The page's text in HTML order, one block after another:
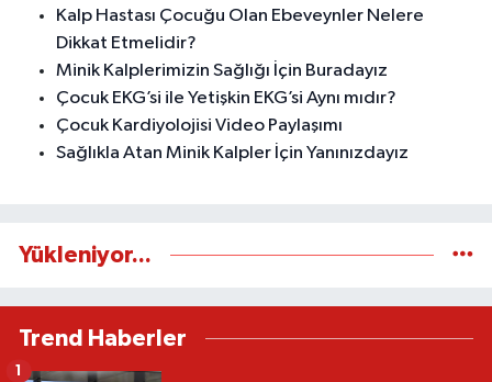
Kalp Hastası Çocuğu Olan Ebeveynler Nelere
Dikkat Etmelidir?
Minik Kalplerimizin Sağlığı İçin Buradayız
Çocuk EKG’si ile Yetişkin EKG’si Aynı mıdır?
Çocuk Kardiyolojisi Video Paylaşımı
Sağlıkla Atan Minik Kalpler İçin Yanınızdayız
Yükleniyor...
Trend Haberler
1